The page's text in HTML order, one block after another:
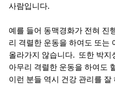
사람입니다.
예를 들어 동맥경화가 전혀 진
리 격렬한 운동을 하여도 또는
올라가지 않습니다. 또한 박지
아무리 격렬한 운동을 하여도
이런 분들 역시 건강 관리를